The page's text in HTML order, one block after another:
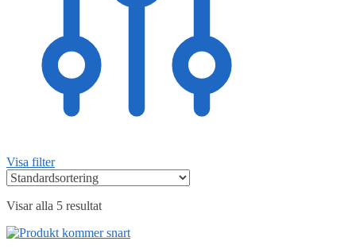
Visa filter
Visar alla 5 resultat